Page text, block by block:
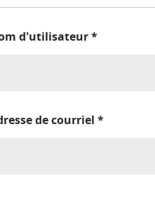
d'utilisateur*
de courriel *